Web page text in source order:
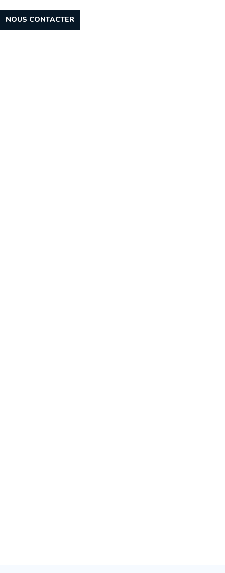
NOUS CONTACTER